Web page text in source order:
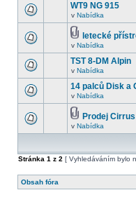
WT9 NG 915
v Nabídka
letecké
v Nabídka
TST 8-DM Alpin
v Nabídka
14 palců Disk a
v Nabídka
Prodej
v Nabídka
Stránka 1 z 2 [ Vyhledáváním bylo
Obsah fóra